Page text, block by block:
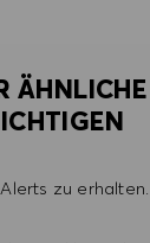
ÄHNLICHE
zu erhalten.